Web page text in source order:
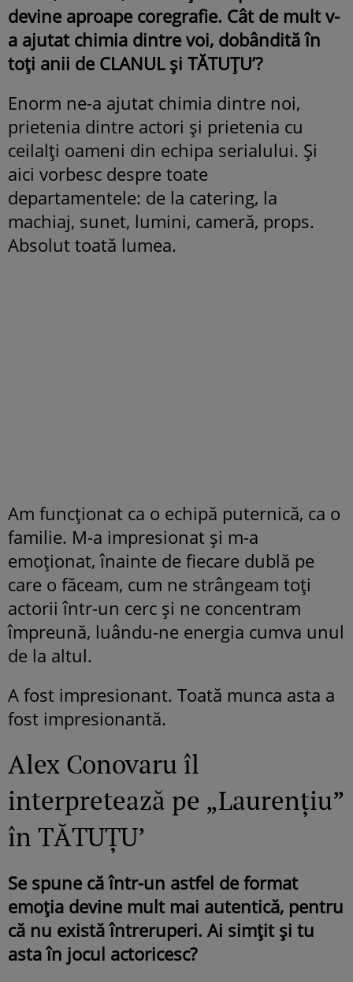
devine aproape coregrafie. Cât de mult v-
a ajutat chimia dintre voi, dobândită în
toți anii de CLANUL și TĂTUȚU’?
Enorm ne-a ajutat chimia dintre noi,
prietenia dintre actori și prietenia cu
ceilalți oameni din echipa serialului. Și
aici vorbesc despre toate
departamentele: de la catering, la
machiaj, sunet, lumini, cameră, props.
Absolut toată lumea.
Am funcționat ca o echipă puternică, ca o
familie. M-a impresionat și m-a
emoționat, înainte de fiecare dublă pe
care o făceam, cum ne strângeam toți
actorii într-un cerc și ne concentram
împreună, luându-ne energia cumva unul
de la altul.
A fost impresionant. Toată munca asta a
fost impresionantă.
Alex Conovaru îl
interpretează pe „Laurențiu”
în TĂTUȚU’
Se spune că într-un astfel de format
emoția devine mult mai autentică, pentru
că nu există întreruperi. Ai simțit și tu
asta în jocul actoricesc?